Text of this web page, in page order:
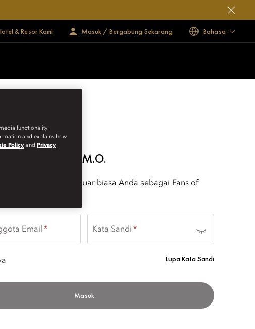
& Resor Kami Masuk / Bergabung Sekarang Bahasa
Mandarin
Oriental
FANS OF M.O.
menemukan momen luar biasa Anda sebagai Fans of
Email Kata Sandi
Lupa Kata Sandi
Masuk
functionality.
and explains how
Policy and Privacy